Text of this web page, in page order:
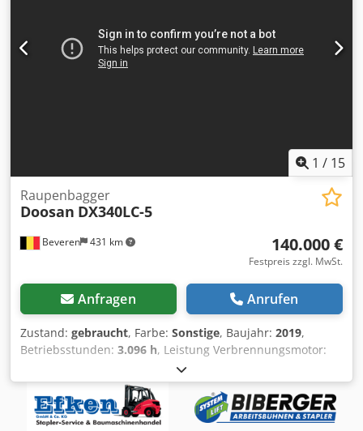
gut Bereifung vorne Typ: Superelastik Bereifung vorne
Grösse: 14.00-24 Bereifung vorne Zustand: 60 - 80%
Bereifung hinten Typ: Superelastik Csdpfxsyrvc De Ah Rjrf
1 / 15
Beveren 431 km
Raupenbagger
Doosan DX340LC-5
140.000 €
Festpreis zzgl. MwSt.
Anfragen Anrufen
Zustand: gebraucht, Farbe: Sonstige, Baujahr: 2019,
Betriebsstunden: 3.096 h, Leistung Verbrennungsmotor:
2856 PS (2101 kW) zulässiges Gesamtgewicht: 36.200 kg
Marke des Motors: Doosan CE-Zeichen: ja Seriennummer:
DWGCECEBVK1020400 Csdpst Uyxaefx Ah Rjrf Maschinen
zum Verkauf Stöbern Sie auf unserer Website nach einer